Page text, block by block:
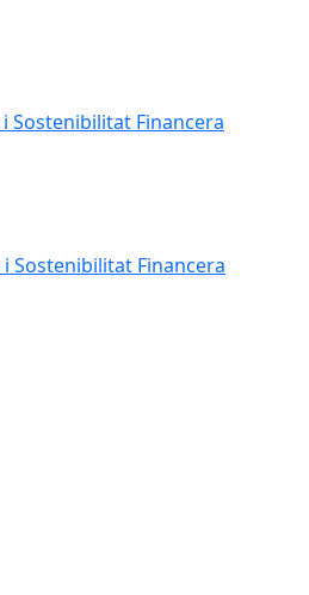
Financera
Sostenibilitat Financera